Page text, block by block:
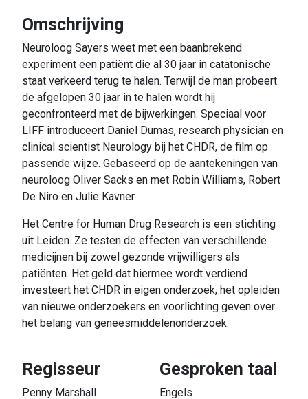
Omschrijving
Neuroloog Sayers weet met een baanbrekend
experiment een patiënt die al 30 jaar in catatonische
staat verkeerd terug te halen. Terwijl de man probeert
de afgelopen 30 jaar in te halen wordt hij
geconfronteerd met de bijwerkingen. Speciaal voor
LIFF introduceert Daniel Dumas, research physician en
clinical scientist Neurology bij het CHDR, de film op
passende wijze. Gebaseerd op de aantekeningen van
neuroloog Oliver Sacks en met Robin Williams, Robert
De Niro en Julie Kavner.
Het Centre for Human Drug Research is een stichting
uit Leiden. Ze testen de effecten van verschillende
medicijnen bij zowel gezonde vrijwilligers als
patiënten. Het geld dat hiermee wordt verdiend
investeert het CHDR in eigen onderzoek, het opleiden
van nieuwe onderzoekers en voorlichting geven over
het belang van geneesmiddelenonderzoek.
Regisseur
Penny Marshall
Gesproken taal
Engels